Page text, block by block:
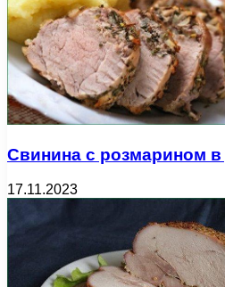
Свинина с розмарином в
17.11.2023